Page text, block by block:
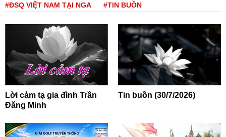
#ĐSQ VIỆT NAM TẠI NGA #TIN BUỒN
Lời cảm tạ gia đình Trần
Đăng Minh
Tin buồn (30/7/2026)